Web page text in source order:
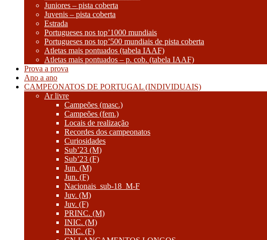
Juniores – pista coberta
Juvenis – pista coberta
Estrada
Portugueses nos top’1000 mundiais
Portugueses nos top’500 mundiais de pista coberta
Atletas mais pontuados (tabela IAAF)
Atletas mais pontuados – p. cob. (tabela IAAF)
Prova a prova
Ano a ano
CAMPEONATOS DE PORTUGAL (INDIVIDUAIS)
Ar livre
Campeões (masc.)
Campeões (fem.)
Locais de realização
Recordes dos campeonatos
Curiosidades
Sub’23 (M)
Sub’23 (F)
Jun. (M)
Jun. (F)
Nacionais_sub-18_M-F
Juv. (M)
Juv. (F)
PRINC. (M)
INIC. (M)
INIC. (F)